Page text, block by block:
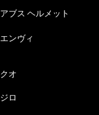
アブス ヘルメット
エンヴィ
クオ
ジロ